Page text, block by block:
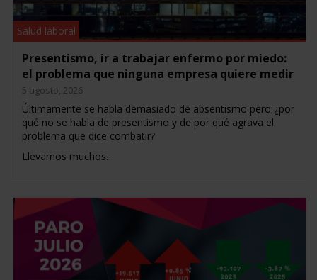
Salud laboral
Presentismo, ir a trabajar enfermo por miedo:
el problema que ninguna empresa quiere medir
5 agosto, 2026
Últimamente se habla demasiado de absentismo pero ¿por
qué no se habla de presentismo y de por qué agrava el
problema que dice combatir?
Llevamos muchos…